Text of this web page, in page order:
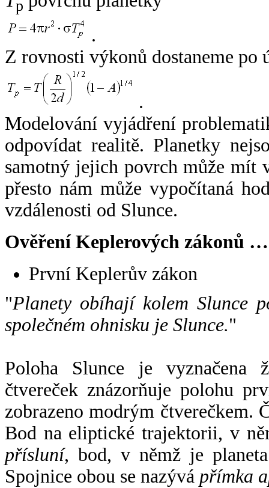
p
.
Z rovnosti výkonů dostaneme po
.
Modelování vyjádření
odpovídat realitě. Planetky
samotný jejich povrch může mít
přesto nám může vypočítaná
vzdálenosti od Slunce.
Ověření Keplerových zákonů …
První Keplerův zákon
"Planety obíhají kolem Slunce
společném ohnisku je Slunce."
Poloha Slunce je vyznačena
čtvereček znázorňuje polohu
zobrazeno modrým čtverečkem.
Bod na eliptické trajektorii, v
přísluní, bod, v němž je
Spojnice obou se nazývá přímka